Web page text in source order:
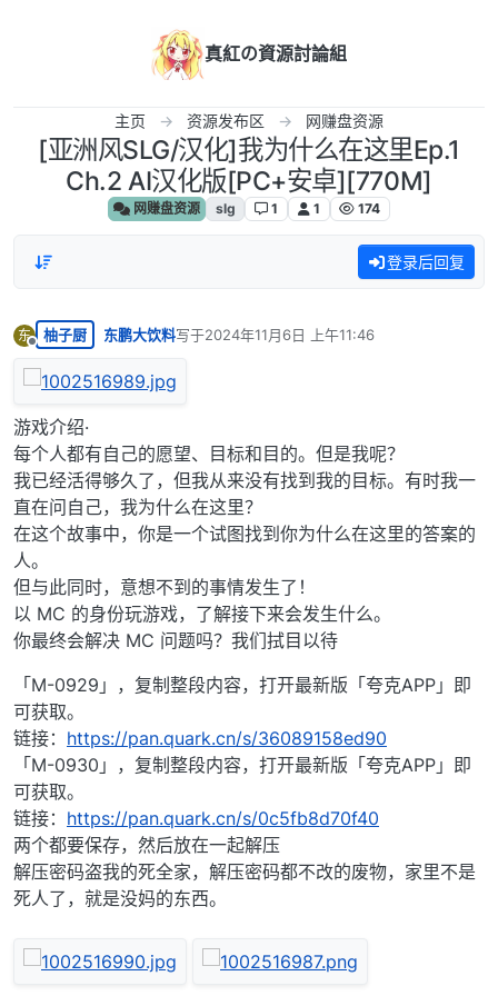
真紅の資源討論組
主页 资源发布区 网赚盘资源
[亚洲风SLG/汉化]我为什么在这里Ep.1
Ch.2 AI汉化版[PC+安卓][770M]
网赚盘资源 slg 1 1 174
登录后回复
东
离线
柚子厨 东鹏大饮料写于2024年11月6日 上午11:46
最后由 编辑
游戏介绍·
每个人都有自己的愿望、目标和目的。但是我呢？
我已经活得够久了，但我从来没有找到我的目标。有时我一
直在问自己，我为什么在这里？
在这个故事中，你是一个试图找到你为什么在这里的答案的
人。
但与此同时，意想不到的事情发生了！
以 MC 的身份玩游戏，了解接下来会发生什么。
你最终会解决 MC 问题吗？我们拭目以待
「M-0929」，复制整段内容，打开最新版「夸克APP」即
可获取。
链接： https://pan.quark.cn/s/36089158ed90
「M-0930」，复制整段内容，打开最新版「夸克APP」即
可获取。
链接： https://pan.quark.cn/s/0c5fb8d70f40
两个都要保存，然后放在一起解压
解压密码盗我的死全家，解压密码都不改的废物，家里不是
死人了，就是没妈的东西。